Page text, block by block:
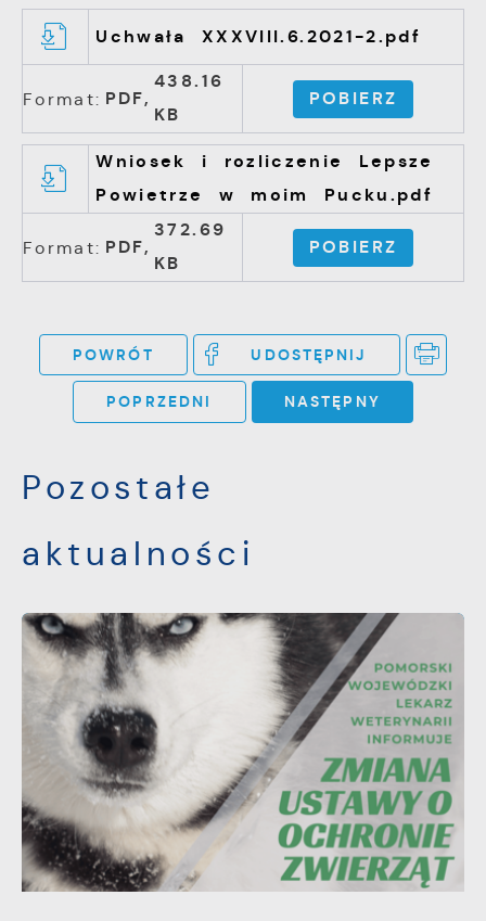
Uchwała XXXVIII.6.2021-2.pdf
Format: PDF,
438.16
KB
POBIERZ
Wniosek i rozliczenie Lepsze
Powietrze w moim Pucku.pdf
Format: PDF,
372.69
KB
POBIERZ
POWRÓT UDOSTĘPNIJ
POPRZEDNI NASTĘPNY
Pozostałe
aktualności